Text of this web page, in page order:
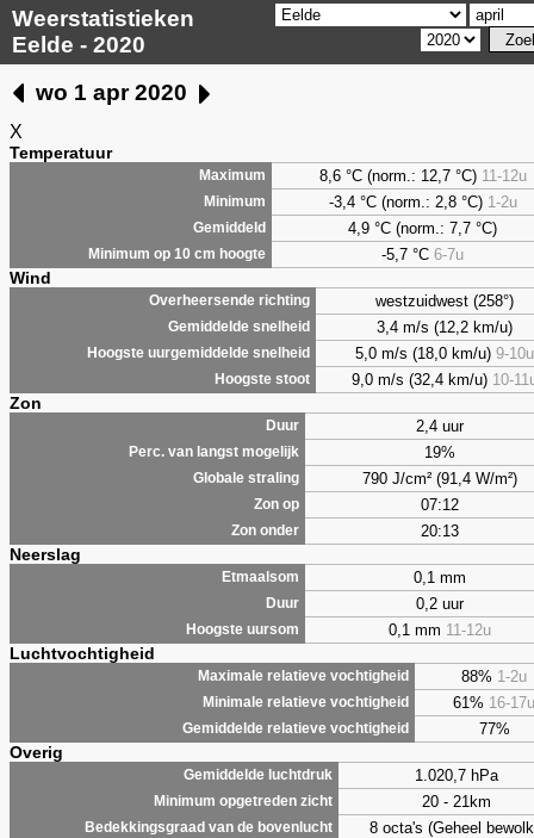
Weerstatistieken
Eelde - 2020
wo 1 apr 2020
X
Temperatuur
Maximum 8,6°C (norm.: 12,7 °C) 11-12u
Minimum -3,4 °C (norm.: 2,8 °C) 1-2u
Gemiddeld 4,9 °C (norm.: 7,7 °C)
Minimum op 10 cm hoogte -5,7 °C 6-7u
Wind
Overheersende richting westzuidwest (258°)
Gemiddelde snelheid 3,4 m/s (12,2 km/u)
Hoogste uurgemiddelde snelheid 5,0 m/s (18,0 km/u) 9-10u
Hoogste stoot 9,0 m/s (32,4 km/u) 10-
Zon
Duur 2,4 uur
Perc. van langst mogelijk 19%
Globale straling 790 J/cm² (91,4 W/m²)
Zon op 07:12
Zon onder 20:13
Neerslag
Etmaalsom 0,1 mm
Duur 0,2 uur
Hoogste uursom 0,1 mm 11-12u
Luchtvochtigheid
Maximale relatieve vochtigheid 88% 1-2u
Minimale relatieve vochtigheid 61% 16-17u
Gemiddelde relatieve vochtigheid 77%
Overig
Gemiddelde luchtdruk 1.020,7 hPa
Minimum opgetreden zicht 20 - 21km
Bedekkingsgraad van de bovenlucht 8 octa's (Geheel